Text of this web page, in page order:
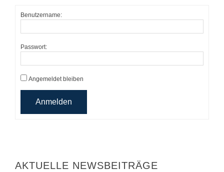
Benutzername:
Passwort:
Angemeldet bleiben
Alternative:
Anmelden
AKTUELLE NEWSBEITRÄGE